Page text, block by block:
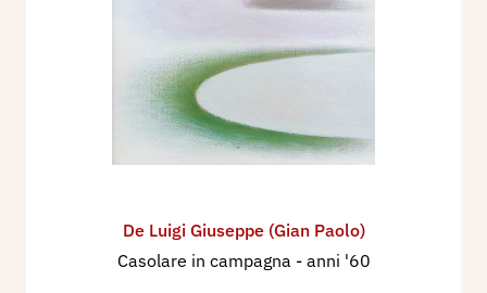
De Luigi Giuseppe (Gian Paolo)
Casolare in campagna - anni '60